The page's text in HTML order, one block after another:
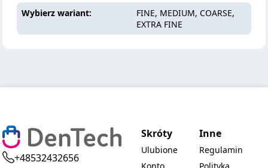
Wybierz wariant
FINE, MEDIUM, COARSE,
EXTRA FINE
+48532432656
Skróty
Ulubione
Inne
Regulamin